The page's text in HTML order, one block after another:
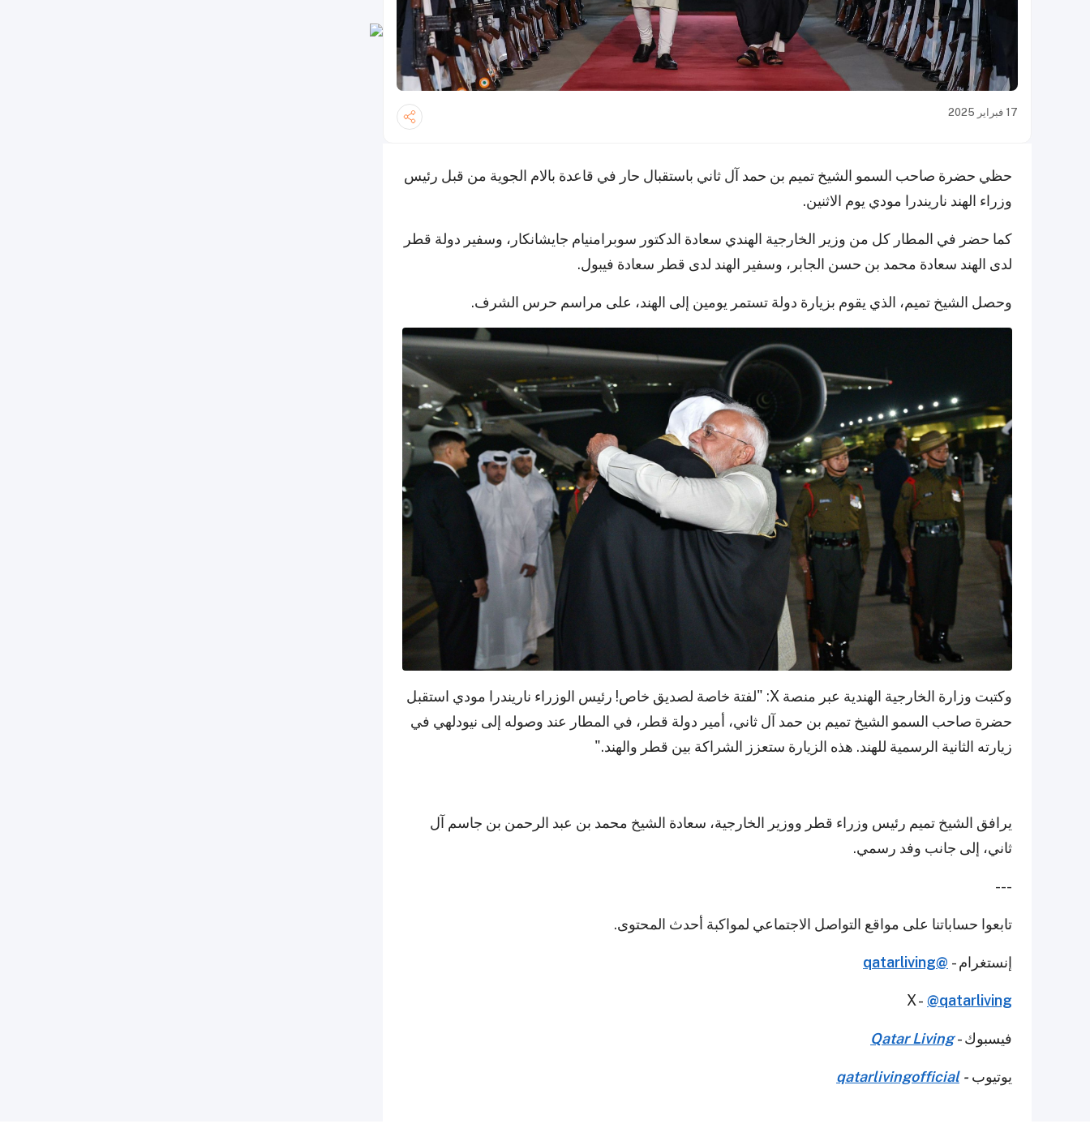
17 فبراير 2025
حظي حضرة صاحب السمو الشيخ تميم بن حمد آل ثاني باستقبال حار في قاعدة بالام الجوية من قبل رئيس
وزراء الهند ناريندرا مودي يوم الاثنين.
كما حضر في المطار كل من وزير الخارجية الهندي سعادة الدكتور سوبرامنيام جايشانكار، وسفير دولة قطر
لدى الهند سعادة محمد بن حسن الجابر، وسفير الهند لدى قطر سعادة فيبول.
وحصل الشيخ تميم، الذي يقوم بزيارة دولة تستمر يومين إلى الهند، على مراسم حرس الشرف.
وكتبت وزارة الخارجية الهندية عبر منصة X: "لفتة خاصة لصديق خاص! رئيس الوزراء ناريندرا مودي استقبل
حضرة صاحب السمو الشيخ تميم بن حمد آل ثاني، أمير دولة قطر، في المطار عند وصوله إلى نيودلهي في
زيارته الثانية الرسمية للهند. هذه الزيارة ستعزز الشراكة بين قطر والهند."
يرافق الشيخ تميم رئيس وزراء قطر ووزير الخارجية، سعادة الشيخ محمد بن عبد الرحمن بن جاسم آل
ثاني، إلى جانب وفد رسمي.
---
تابعوا حساباتنا على مواقع التواصل الاجتماعي لمواكبة أحدث المحتوى.
إنستغرام - @qatarliving
X - @qatarliving
فيسبوك -Qatar Living
يوتيوب -
qatarlivingofficial